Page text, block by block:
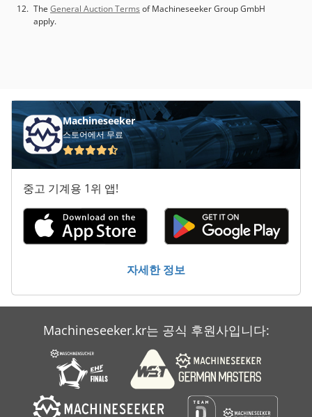
The General Auction Terms of Machineseeker Group GmbH
apply.
Machineseeker
스토어에서 무료
중고 기계용 1위 앱!
자세한 정보
Machineseeker.kr는 공식 후원사입니다: